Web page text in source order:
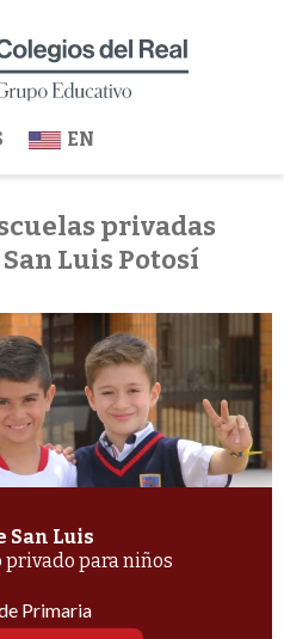
EN
privadas
Luis Potosí
San Luis
privado para niños
Primaria